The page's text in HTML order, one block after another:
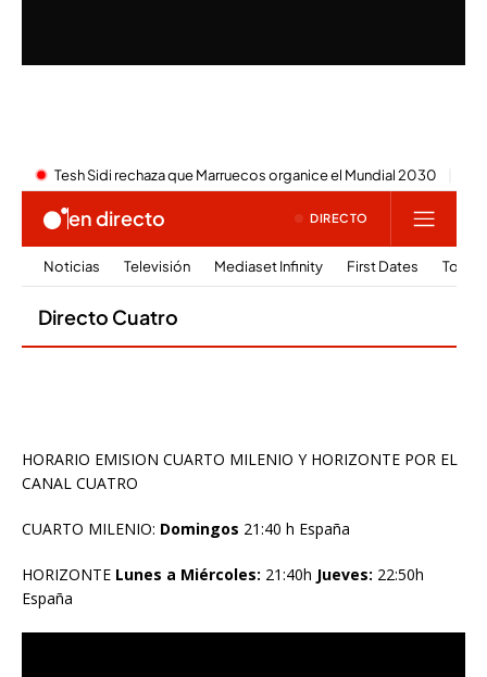
HORARIO EMISION CUARTO MILENIO Y HORIZONTE POR EL
CANAL CUATRO
CUARTO MILENIO: Domingos 21:40 h España
HORIZONTE Lunes a Miércoles: 21:40h Jueves: 22:50h
España